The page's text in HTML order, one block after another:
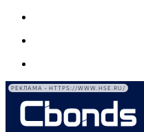
РЕКЛАМА • HTTPS://WWW.HSE.RU/